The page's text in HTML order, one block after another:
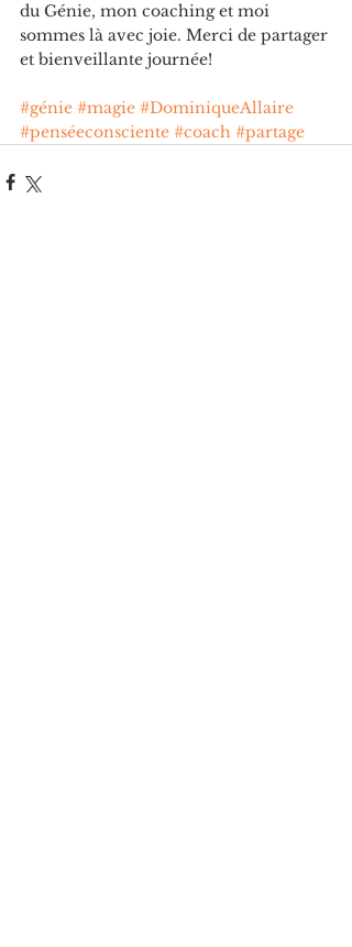
du Génie, mon coaching et moi
sommes là avec joie. Merci de partager
et bienveillante journée!
#génie #magie #DominiqueAllaire
#penséeconsciente #coach #partage